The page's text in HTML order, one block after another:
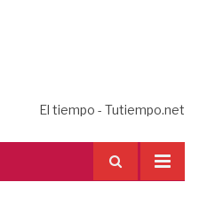
El tiempo - Tutiempo.net